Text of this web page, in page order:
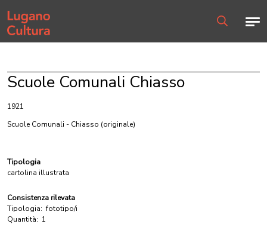
Home page
Scuole Comunali Chiasso
1921
Scuole Comunali - Chiasso (originale)
Tipologia
cartolina illustrata
Consistenza rilevata
Tipologia: fototipo/i
Quantità: 1